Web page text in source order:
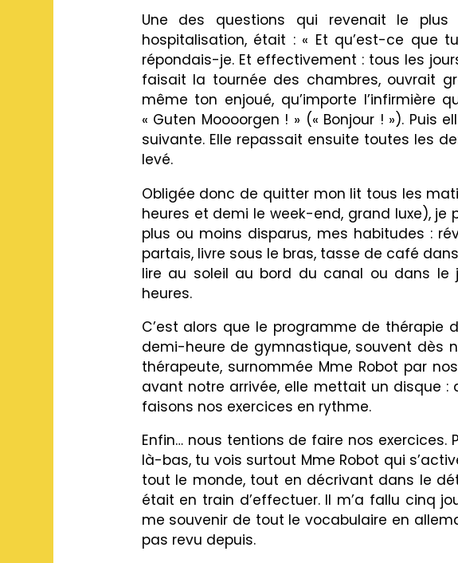
Une des questions qui revenait le
hospitalisation, était : « Et qu’est-ce que
répondais-je. Et effectivement : tous les
faisait la tournée des chambres, ouvrait
même ton enjoué, qu’importe l’infirmière
« Guten Moooorgen ! » (« Bonjour ! »).
suivante. Elle repassait ensuite toutes les
levé.
Obligée donc de quitter mon lit tous les
heures et demi le week-end, grand luxe),
plus ou moins disparus, mes habitudes :
partais, livre sous le bras, tasse de café
lire au soleil au bord du canal ou dans le
heures.
C’est alors que le programme de thérapie
demi-heure de gymnastique, souvent dès
thérapeute, surnommée Mme Robot par
avant notre arrivée, elle mettait un disque
faisons nos exercices en rythme.
Enfin… nous tentions de faire nos
là-bas, tu vois surtout Mme Robot qui
tout le monde, tout en décrivant dans le
était en train d’effectuer. Il m’a fallu cinq
me souvenir de tout le vocabulaire en
pas revu depuis.